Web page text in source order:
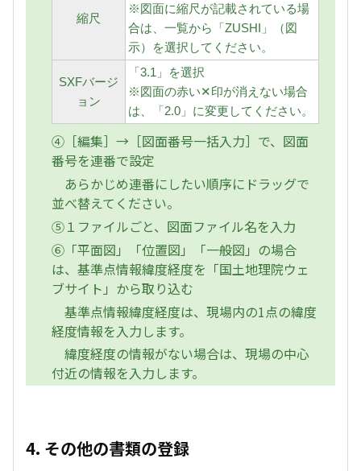
縮尺
※図面に縮尺が記載されている場
合は、一覧から「ZUSHI」（図
示）を選択してください。
SXFバージ
ョン
「3.1」を選択
※図面の赤い✕印が消えない場合
は、「2.0」に変更してください。
④［編集］→［図面番号一括入力］で、図面
番号を連番で設定
あらかじめ連番にしたい順序にドラッグで
並べ替えてください。
⑤１ファイルごと、図面ファイル名を入力
⑥「平面図」「位置図」「一般図」の場合
は、基準点情報緯度経度を「国土地理院ウェ
ブサイト」から取り込む
基準点情報緯度経度は、現場内の1点の緯度
経度情報を入力します。
緯度経度の情報がない場合は、現場の中心
付近の情報を入力します。
4. その他の書類の登録